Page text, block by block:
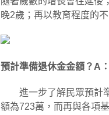
晚2歲；再以教育程度的
預計準備退休金金額？A
進一步了解民眾預計準
額為723萬，而再與各項